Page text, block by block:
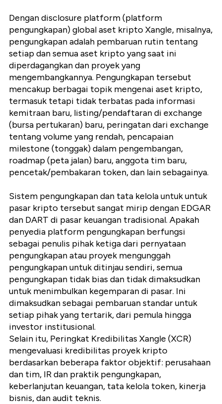
Dengan disclosure platform (platform
pengungkapan) global aset kripto Xangle, misalnya,
pengungkapan adalah pembaruan rutin tentang
setiap dan semua aset kripto yang saat ini
diperdagangkan dan proyek yang
mengembangkannya. Pengungkapan tersebut
mencakup berbagai topik mengenai aset kripto,
termasuk tetapi tidak terbatas pada informasi
kemitraan baru, listing/pendaftaran di exchange
(bursa pertukaran) baru, peringatan dari exchange
tentang volume yang rendah, pencapaian
milestone (tonggak) dalam pengembangan,
roadmap (peta jalan) baru, anggota tim baru,
pencetak/pembakaran token, dan lain sebagainya.
Sistem pengungkapan dan tata kelola untuk untuk
pasar kripto tersebut sangat mirip dengan EDGAR
dan DART di pasar keuangan tradisional. Apakah
penyedia platform pengungkapan berfungsi
sebagai penulis pihak ketiga dari pernyataan
pengungkapan atau proyek mengunggah
pengungkapan untuk ditinjau sendiri, semua
pengungkapan tidak bias dan tidak dimaksudkan
untuk menimbulkan kegemparan di pasar. Ini
dimaksudkan sebagai pembaruan standar untuk
setiap pihak yang tertarik, dari pemula hingga
investor institusional.
Selain itu, Peringkat Kredibilitas Xangle (XCR)
mengevaluasi kredibilitas proyek kripto
berdasarkan beberapa faktor objektif: perusahaan
dan tim, IR dan praktik pengungkapan,
keberlanjutan keuangan, tata kelola token, kinerja
bisnis, dan audit teknis.